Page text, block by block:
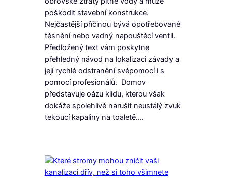
poškodit stavební konstrukce.
Nejčastější příčinou bývá opotřebované
těsnění nebo vadný napouštěcí ventil.
Předložený text vám poskytne
přehledný návod na lokalizaci závady a
její rychlé odstranění svépomocí i s
pomocí profesionálů. Domov
představuje oázu klidu, kterou však
dokáže spolehlivě narušit neustálý zvuk
tekoucí kapaliny na toaletě.…